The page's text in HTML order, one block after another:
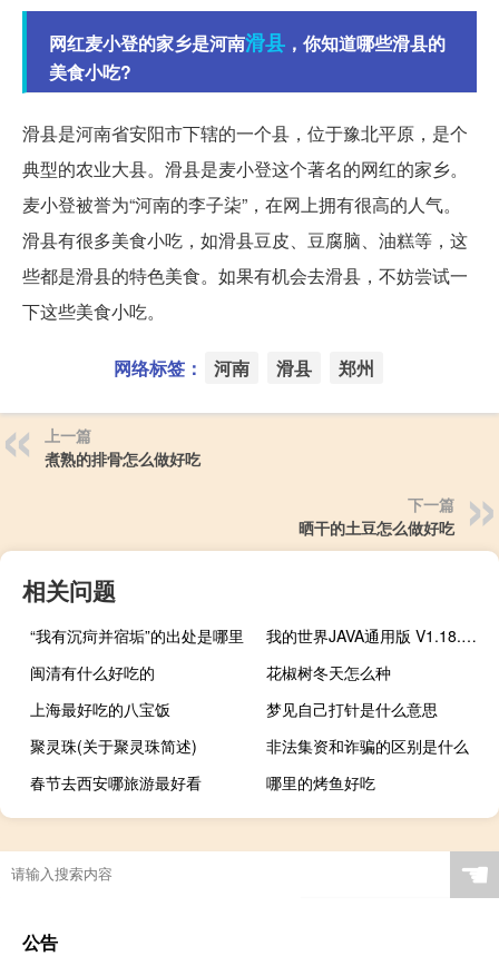
网红麦小登的家乡是河南滑县 ，你知道哪些滑县的
美食小吃?
滑县是河南省安阳市下辖的一个县，位于豫北平原，是个
典型的农业大县。滑县是麦小登这个著名的网红的家乡。
麦小登被誉为“河南的李子柒”，在网上拥有很高的人气。
滑县有很多美食小吃，如滑县豆皮、豆腐脑、油糕等，这
些都是滑县的特色美食。如果有机会去滑县，不妨尝试一
下这些美食小吃。
网络标签： 河南 滑县 郑州
上一篇
煮熟的排骨怎么做好吃
下一篇
晒干的土豆怎么做好吃
相关问题
“我有沉疴并宿垢”的出处是哪里
我的世界JAVA通用版 V1.18.2 最新免费版（我的世界JAVA通用版 V1.18.2 最新免费版功能简介）
闽清有什么好吃的
花椒树冬天怎么种
上海最好吃的八宝饭
梦见自己打针是什么意思
聚灵珠(关于聚灵珠简述)
非法集资和诈骗的区别是什么
春节去西安哪旅游最好看
哪里的烤鱼好吃
☚
公告